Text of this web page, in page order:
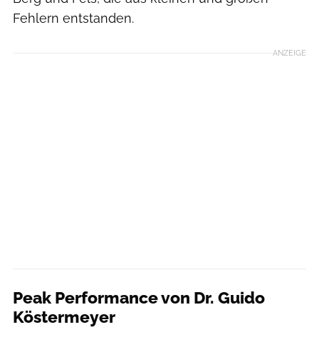
Fehlern entstanden.
ANZEIGE
Peak Performance von Dr. Guido
Köstermeyer